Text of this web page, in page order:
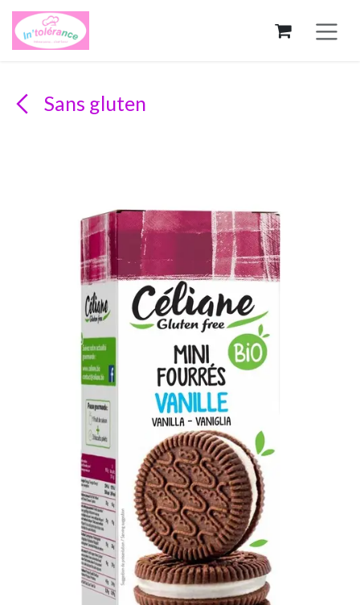
Se rendre au contenu
Sans gluten